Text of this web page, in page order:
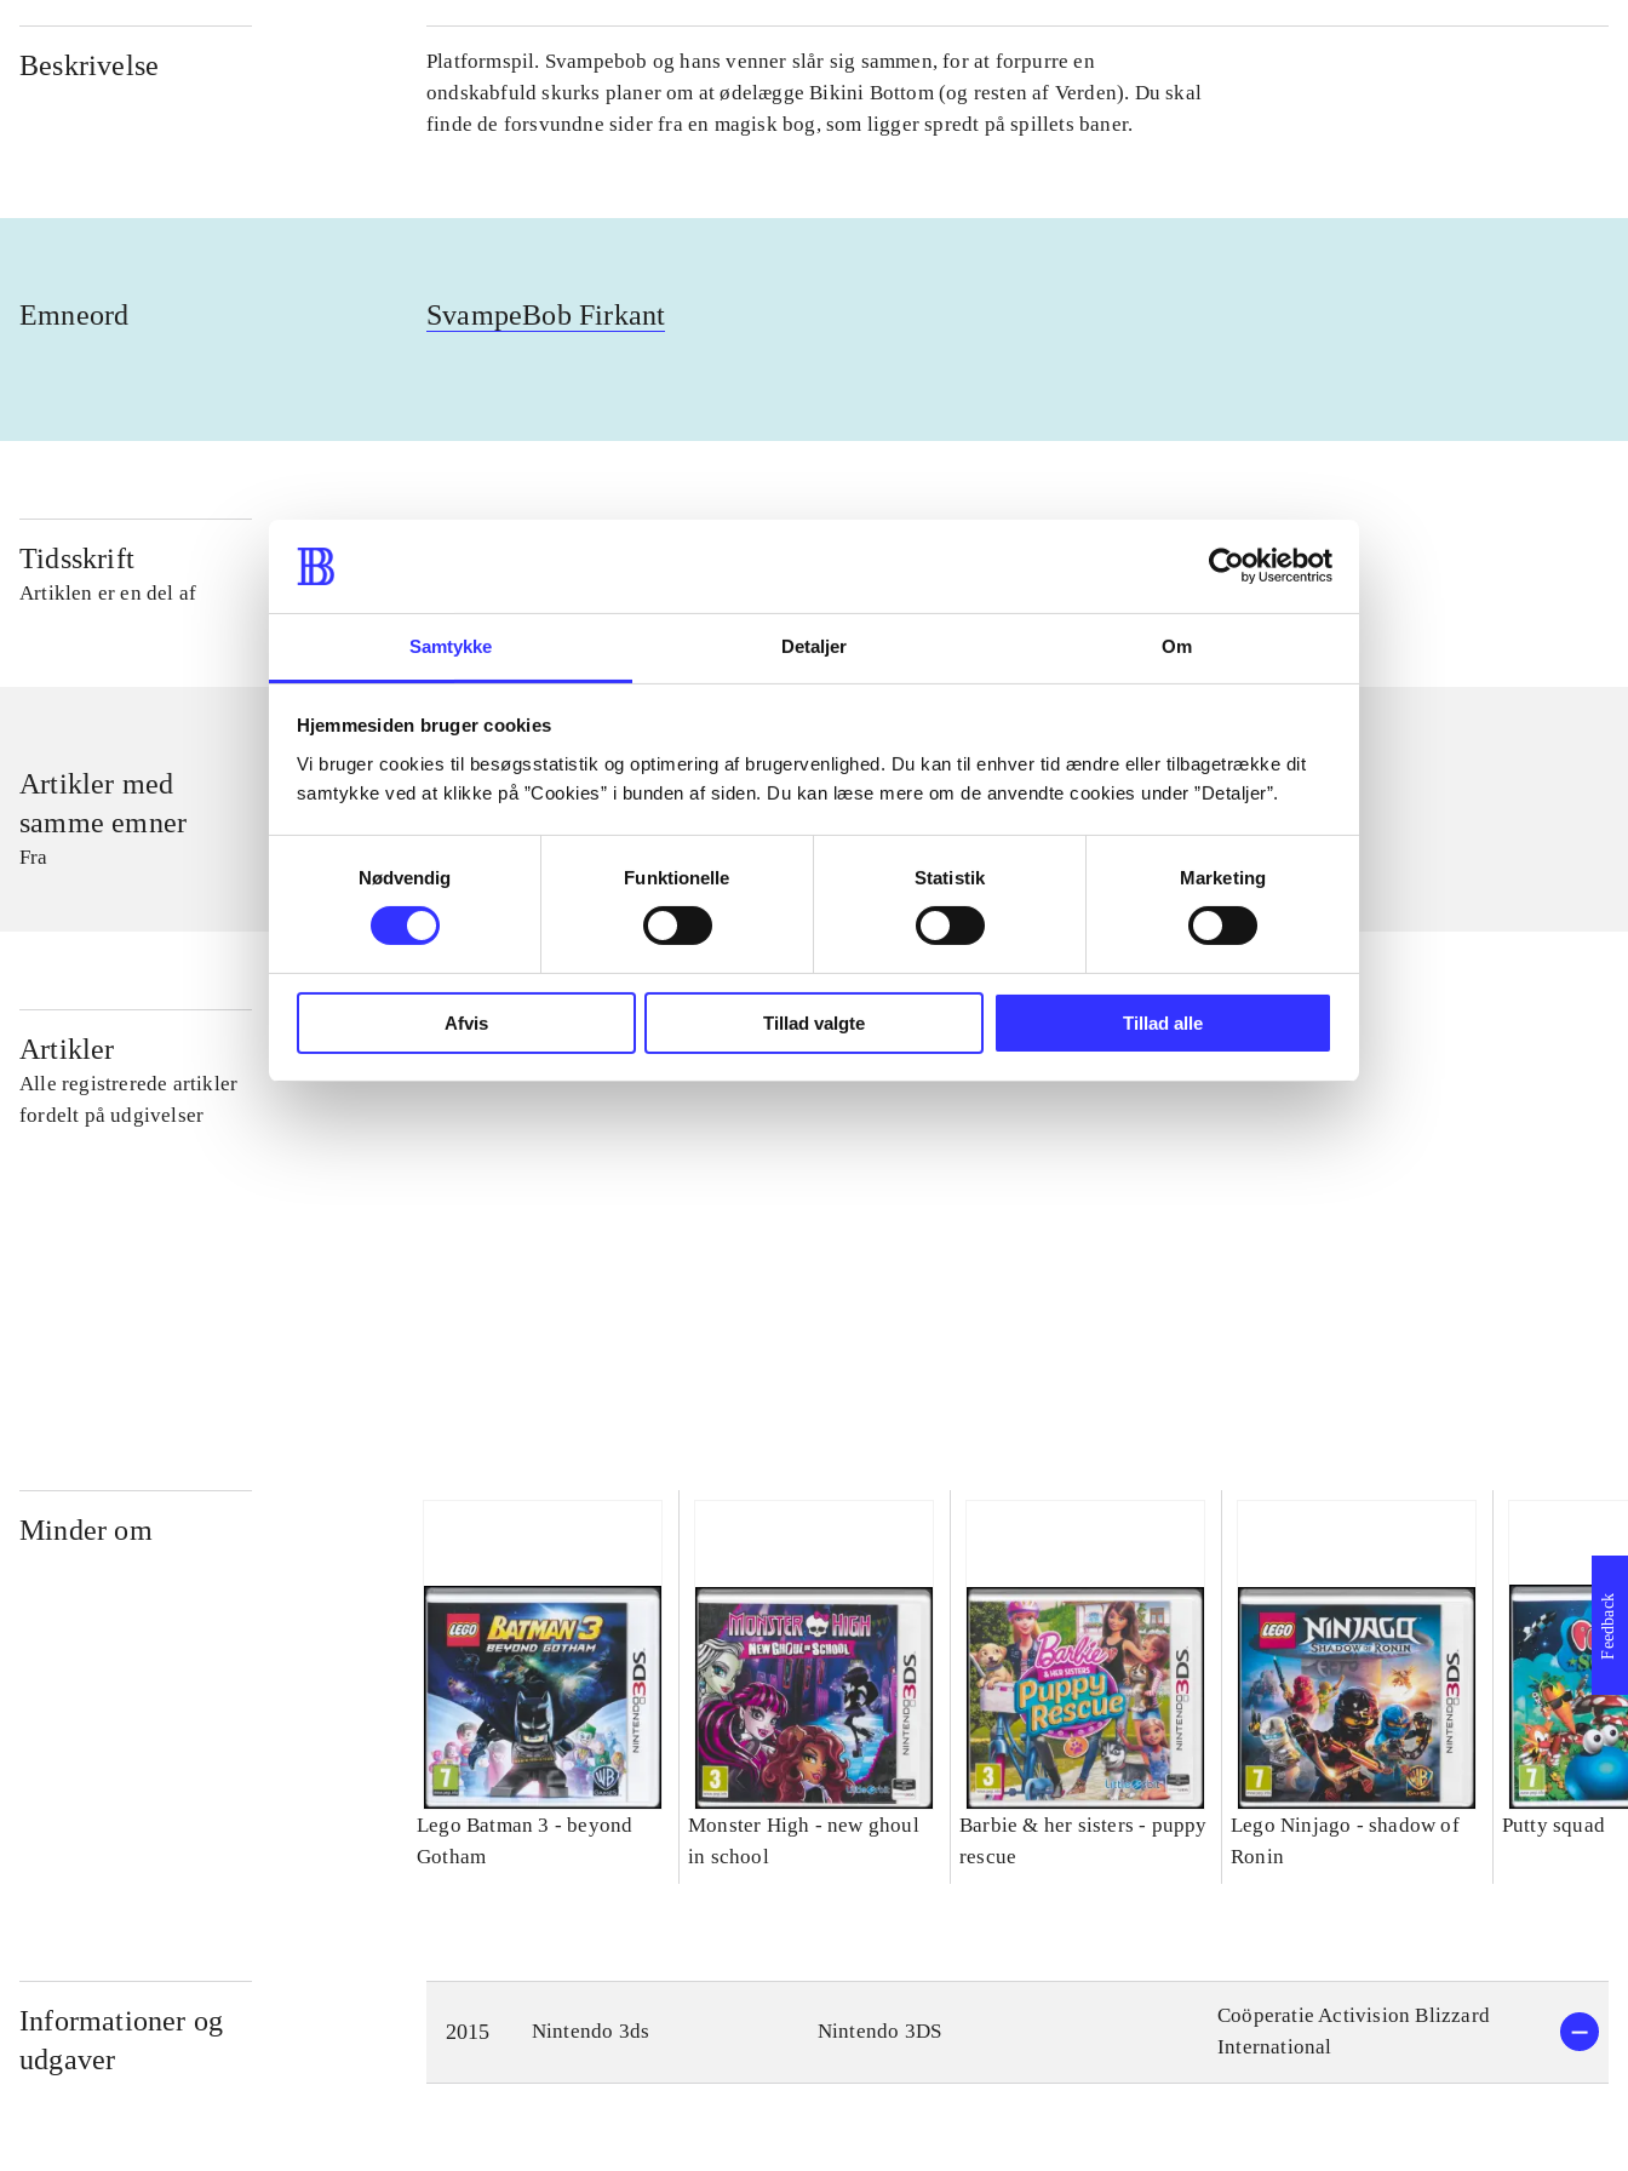
Samtykke Detaljer Om
Hjemmesiden bruger cookies
Vi bruger cookies til besøgsstatistik og optimering af brugervenlighed. Du kan til enhver tid ændre eller tilbagetrække dit
samtykke ved at klikke på ”Cookies” i bunden af siden. Du kan læse mere om de anvendte cookies under ”Detaljer”.
Nødvendig
Funktionelle Statistik Marketing
Afvis Tillad valgte Tillad alle
Beskrivelse
Platformspil. Svampebob og hans venner slår sig sammen, for at forpurre en
ondskabfuld skurks planer om at ødelægge Bikini Bottom (og resten af Verden). Du skal
finde de forsvundne sider fra en magisk bog, som ligger spredt på spillets baner.
Emneord SvampeBob Firkant
Tidsskrift
Artiklen er en del af
Artikler med
samme emner
Fra
Artikler
Alle registrerede artikler
fordelt på udgivelser
Minder om
Lego Batman 3 - beyond
Gotham
Monster High - new ghoul
in school
Barbie & her sisters - puppy
rescue
Lego Ninjago - shadow of
Ronin
Putty squad
Informationer og
udgaver
2015 Nintendo 3ds Nintendo 3DS
Coöperatie Activision Blizzard
International
Feedback